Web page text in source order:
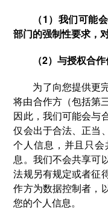
（1）我们可能
部门的强制性要求，
（2）与授权合
为了向您提供更
将由合作方（包括第
因此，我们可能会与
仅会出于合法、正当
个人信息，并且只
息。我们不会共享可
法规另有规定或者征
作方为数据控制者，
您的个人信息。